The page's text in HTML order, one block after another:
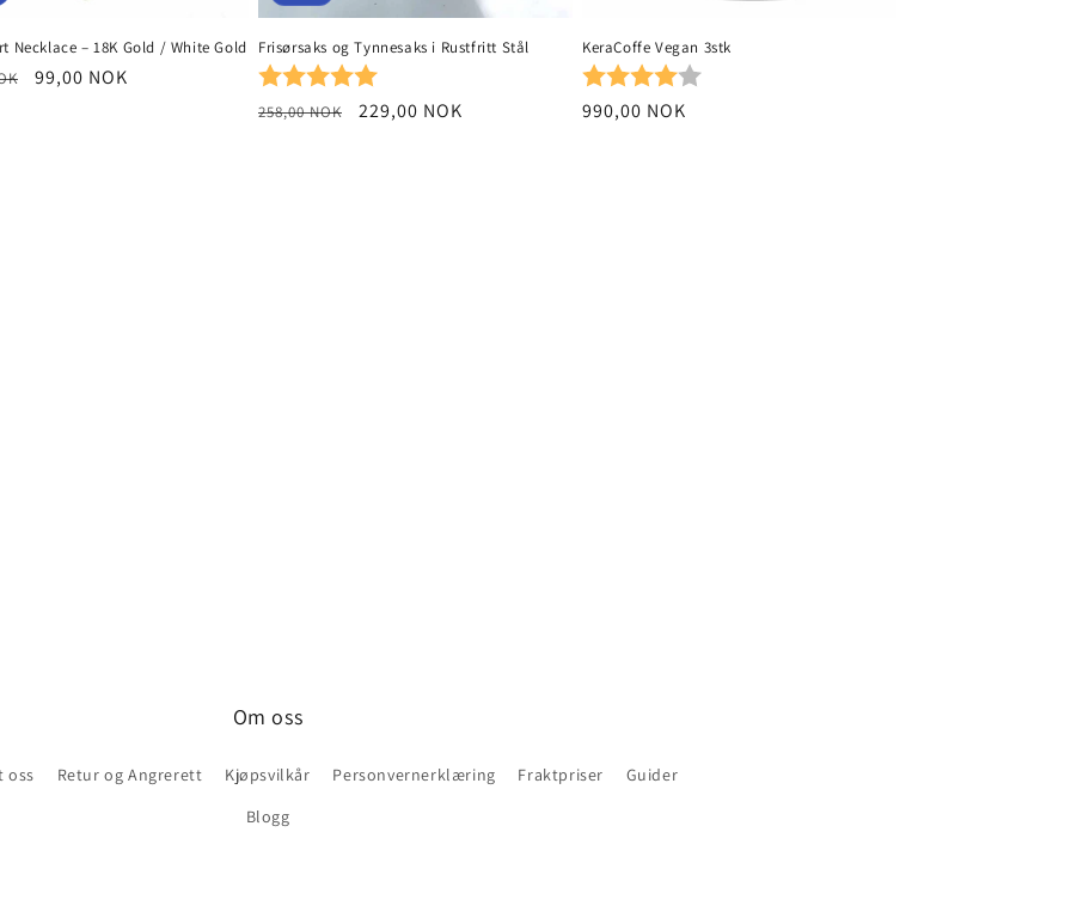
Necklace – 18K Gold / White Gold
Salgspris
99,00 NOK
Frisørsaks og Tynnesaks i Rustfritt Stål
Karakter:
Vanlig
258,00 NOK Salgspris
229,00 NOK
KeraCoffe Vegan 3stk
Karakter:
Vanlig
990,00 NOK
Om oss
oss Retur og Angrerett Kjøpsvilkår Personvernerklæring Fraktpriser
Guider
Blogg